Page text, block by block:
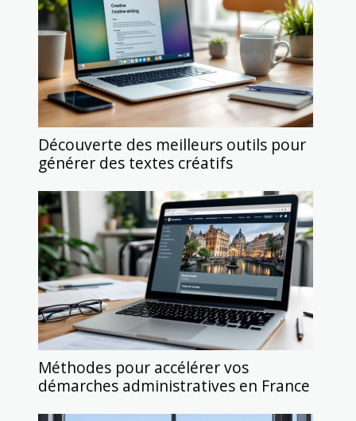
Découverte des meilleurs outils pour
générer des textes créatifs
Méthodes pour accélérer vos
démarches administratives en France